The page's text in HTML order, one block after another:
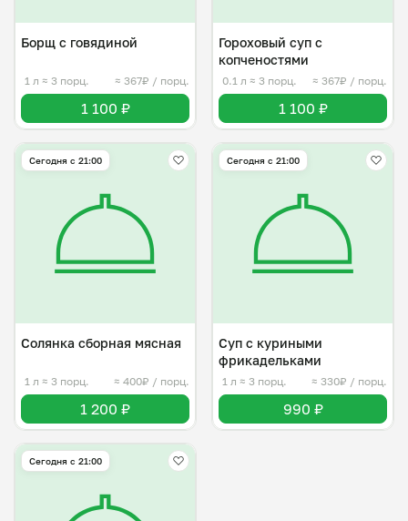
Борщ с говядиной
1 л ≈ 3 порц. ≈ 367₽ / порц.
1 100 ₽
Гороховый суп с
копченостями
0.1 л ≈ 3 порц. ≈ 367₽ / порц.
1 100 ₽
Сегодня с 21:00
Солянка сборная мясная
1 л ≈ 3 порц. ≈ 400₽ / порц.
1 200 ₽
Сегодня с 21:00
Суп с куриными
фрикадельками
1 л ≈ 3 порц. ≈ 330₽ / порц.
990 ₽
Сегодня с 21:00